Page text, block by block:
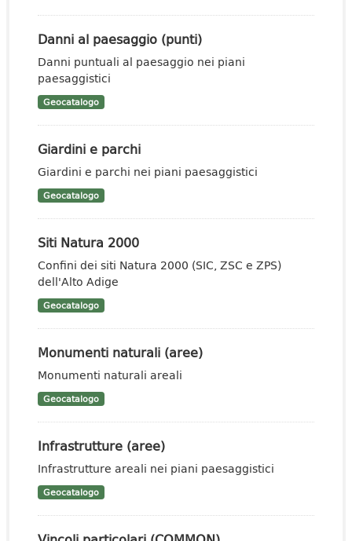
Danni al paesaggio (punti)
Danni puntuali al paesaggio nei piani
paesaggistici
Geocatalogo
Giardini e parchi
Giardini e parchi nei piani paesaggistici
Geocatalogo
Siti Natura 2000
Confini dei siti Natura 2000 (SIC, ZSC e ZPS)
dell'Alto Adige
Geocatalogo
Monumenti naturali (aree)
Monumenti naturali areali
Geocatalogo
Infrastrutture (aree)
Infrastrutture areali nei piani paesaggistici
Geocatalogo